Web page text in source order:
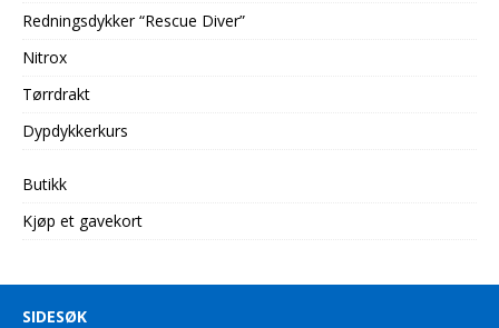
Redningsdykker “Rescue Diver”
Nitrox
Tørrdrakt
Dypdykkerkurs
Butikk
Kjøp et gavekort
SIDESØK